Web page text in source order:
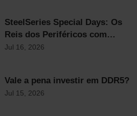
SteelSeries Special Days: Os
Reis dos Periféricos com
Descontos Flash Até
Jul 16, 2026
Vale a pena investir em DDR5?
Jul 15, 2026